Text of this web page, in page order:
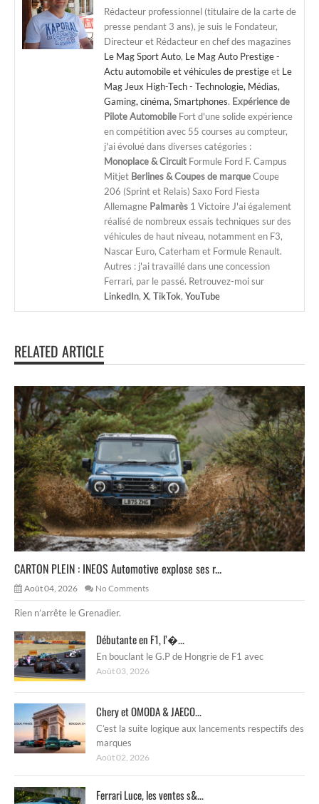
Rédacteur professionnel (titulaire de la carte de
presse pendant 3 ans), je suis le Fondateur,
Directeur et Rédacteur en chef des magazines
Le Mag Sport Auto, Le Mag Auto Prestige -
Actu automobile et véhicules de prestigeet Le
Mag Jeux High-Tech - Technologie, Médias,
Gaming, cinéma, Smartphones. Expérience de
Pilote Automobile Fort d'une solide expérience
en compétition avec 55 courses au compteur,
j'ai évolué dans diverses catégories :
Monoplace & Circuit Formule Ford F. Campus
Mitjet Berlines & Coupes de marqueCoupe
206 (Sprint et Relais) Saxo Ford Fiesta
Allemagne Palmarès 1 Victoire J'ai également
réalisé de nombreux essais techniques sur des
véhicules de haut niveau, notamment en F3,
Nascar Euro, Caterham et Formule Renault.
Autres : j'ai travaillé dans une concession
Ferrari, par le passé. Retrouvez-moi sur
LinkedIn, X, TikTok, YouTube
RELATED ARTICLE
CARTON PLEIN : INEOS Automotive explose ses r...
Août 04, 2026 No Comments
Rien n’arrête le Grenadier.
Débutante en F1, l’�...
En bouclant le G.P de Hongrie de F1 avec
Août 03, 2026
Chery et OMODA & JAECO...
C’est la suite logique aux lancements respectifs des
marques
Août 02, 2026
Ferrari Luce, les ventes s&...